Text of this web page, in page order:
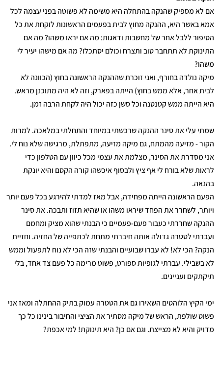
אם לא מספיק שהנקה בהתחלה היא משימה לא פשוטה בפני עצמה לכל
אמא באשר היא, ההנקה מחוץ לבית בפעמים הראשונות לוקחת את כל
הסיפור ללבל אחר של מחשבות ודאגות: מה אם יראו משהו? מה אם
התינוקת לא תתחבר טוב ותצרח וכולם יסתכלו? מה אם מישהו יעיר לי
משהו?
מיקה נולדה בחורף, ואני זוכרת שההנקה הראשונה בחוץ (הכוונה לא
לבית אחר, אלא ממש בחוץ) הייתה בפארק, וזה לא היה מתוכנן מראש.
היא הייתה ממש קטנטנה וכל סשן כזה יכול היה לקחת הרבה זמן.
שמתי עלי את סינר ההנקה שרכשתי במיוחד והתחלתי במלאכה. למרות
הקור - מזיעה מהמתח, גם מיקה מזיעה, מתפתלת, מרגישה שלא נוח לי.
אני מסדרת את הסינר, מצלמת את עצמי מכל כיוון עם הטלפון כדי
לראות שלא בורח לי אף ציץ ולבסוף איכשהו קורה הקסם והיא יונקת
בהנאה.
הפעם הראשונה הייתה מפחידה, אבל מאז למדתי להירגע בכל פעם יותר
ויותר, לשחרר את הפחד שיראו משהו או שהיא תזוז ותבכה. את סינר
ההנקה שחררתי כעבור פעם-פעמיים כי הבנתי שהוא מציק ומחמם
ועברתי לטטרה גדולה אותה חיברתי מתחת לכתפייה של החזיה. וחזיית
הנקה? הכי לא! לא עברו שבועיים והבנתי שזה הכי לא נוח לתפעול וממש
לא בשבילי. עברתי לגופיות ספורט, פשוט מרימה כל פעם צד אחד, בלי
תיקתקים ועניינים.
ימי הקיץ הלוהטים השאירו גם את הטטרה עמוק בתיק ההחתלה ומאז אני
פשוט שולפת, הראש של מיקה מסתיר את הציצי והחיבור בינינו כל כך
מדויק והיא לא מצייצת. וגם אם כן? היא תינוקת! למי אכפת?